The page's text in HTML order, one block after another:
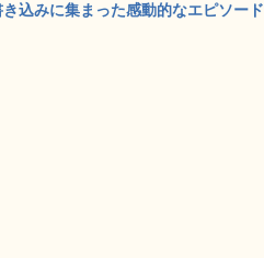
込みに集まった感動的なエピソード